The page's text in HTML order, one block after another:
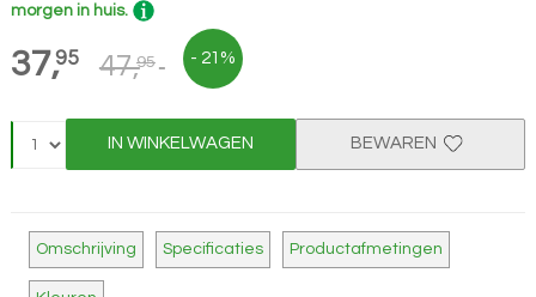
morgen in huis.
37,95 47,95 - 21%
IN WINKELWAGEN BEWAREN
Omschrijving Specificaties Productafmetingen